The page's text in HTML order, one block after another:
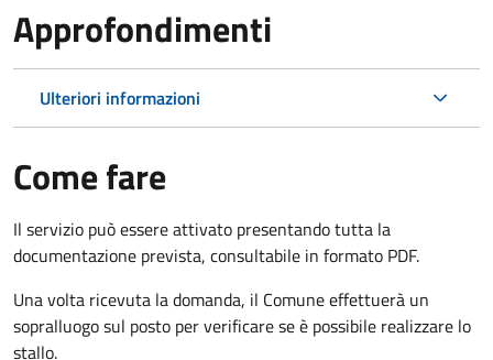
Approfondimenti
Ulteriori informazioni
Come fare
Il servizio può essere attivato presentando tutta la
documentazione prevista, consultabile in formato PDF.
Una volta ricevuta la domanda, il Comune effettuerà un
sopralluogo sul posto per verificare se è possibile realizzare lo
stallo.